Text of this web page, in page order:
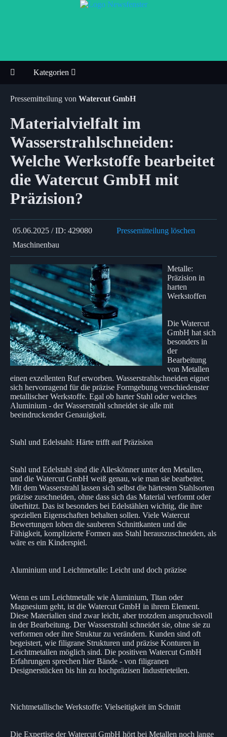
Kategorien
Pressemitteilung von Watercut GmbH
Materialvielfalt im
Wasserstrahlschneiden:
Welche Werkstoffe bearbeitet
die Watercut GmbH mit
Präzision?
05.06.2025 / ID: 429080
Pressemitteilung löschen
Maschinenbau
Metalle:
Präzision in
harten
Werkstoffen
Die Watercut
GmbH hat sich
besonders in
der
Bearbeitung
von Metallen
einen exzellenten Ruf erworben. Wasserstrahlschneiden eignet
sich hervorragend für die präzise Formgebung verschiedenster
metallischer Werkstoffe. Egal ob harter Stahl oder weiches
Aluminium - der Wasserstrahl schneidet sie alle mit
beeindruckender Genauigkeit.
Stahl und Edelstahl: Härte trifft auf Präzision
Stahl und Edelstahl sind die Alleskönner unter den Metallen,
und die Watercut GmbH weiß genau, wie man sie bearbeitet.
Mit dem Wasserstrahl lassen sich selbst die härtesten Stahlsorten
präzise zuschneiden, ohne dass sich das Material verformt oder
überhitzt. Das ist besonders bei Edelstählen wichtig, die ihre
speziellen Eigenschaften behalten sollen. Viele Watercut
Bewertungen loben die sauberen Schnittkanten und die
Fähigkeit, komplizierte Formen aus Stahl herauszuschneiden, als
wäre es ein Kinderspiel.
Aluminium und Leichtmetalle: Leicht und doch präzise
Wenn es um Leichtmetalle wie Aluminium, Titan oder
Magnesium geht, ist die Watercut GmbH in ihrem Element.
Diese Materialien sind zwar leicht, aber trotzdem anspruchsvoll
in der Bearbeitung. Der Wasserstrahl schneidet sie, ohne sie zu
verformen oder ihre Struktur zu verändern. Kunden sind oft
begeistert, wie filigrane Strukturen und präzise Konturen in
Leichtmetallen möglich sind. Die positiven Watercut GmbH
Erfahrungen sprechen hier Bände - von filigranen
Designerstücken bis hin zu hochpräzisen Industrieteilen.
Nichtmetallische Werkstoffe: Vielseitigkeit im Schnitt
Die Expertise der Watercut GmbH hört bei Metallen noch lange